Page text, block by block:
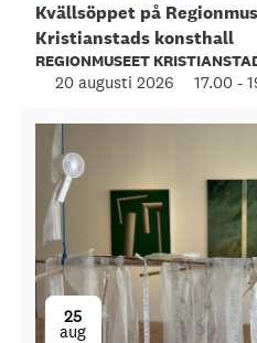
Kvällsöppet på
Kristianstads konsthall
REGIONMUSEET
20 augusti 2026 17.00 -
25
aug